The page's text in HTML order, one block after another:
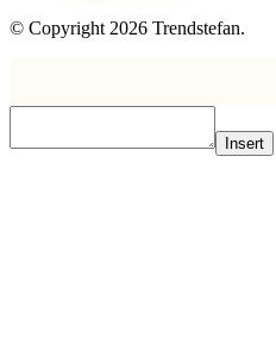
© Copyright 2026 Trendstefan.
Insert